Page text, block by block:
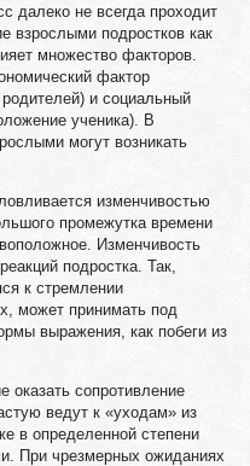
далеко не всегда проходит
взрослыми подростков как
множество факторов.
фактор
и социальный
ученика). В
могут возникать
изменчивостью
промежутка времени
Изменчивость
подростка. Так,
к стремлении
может принимать под
выражения, как побеги из
оказать сопротивление
ведут к «уходам» из
в определенной степени
При чрезмерных ожиданиях